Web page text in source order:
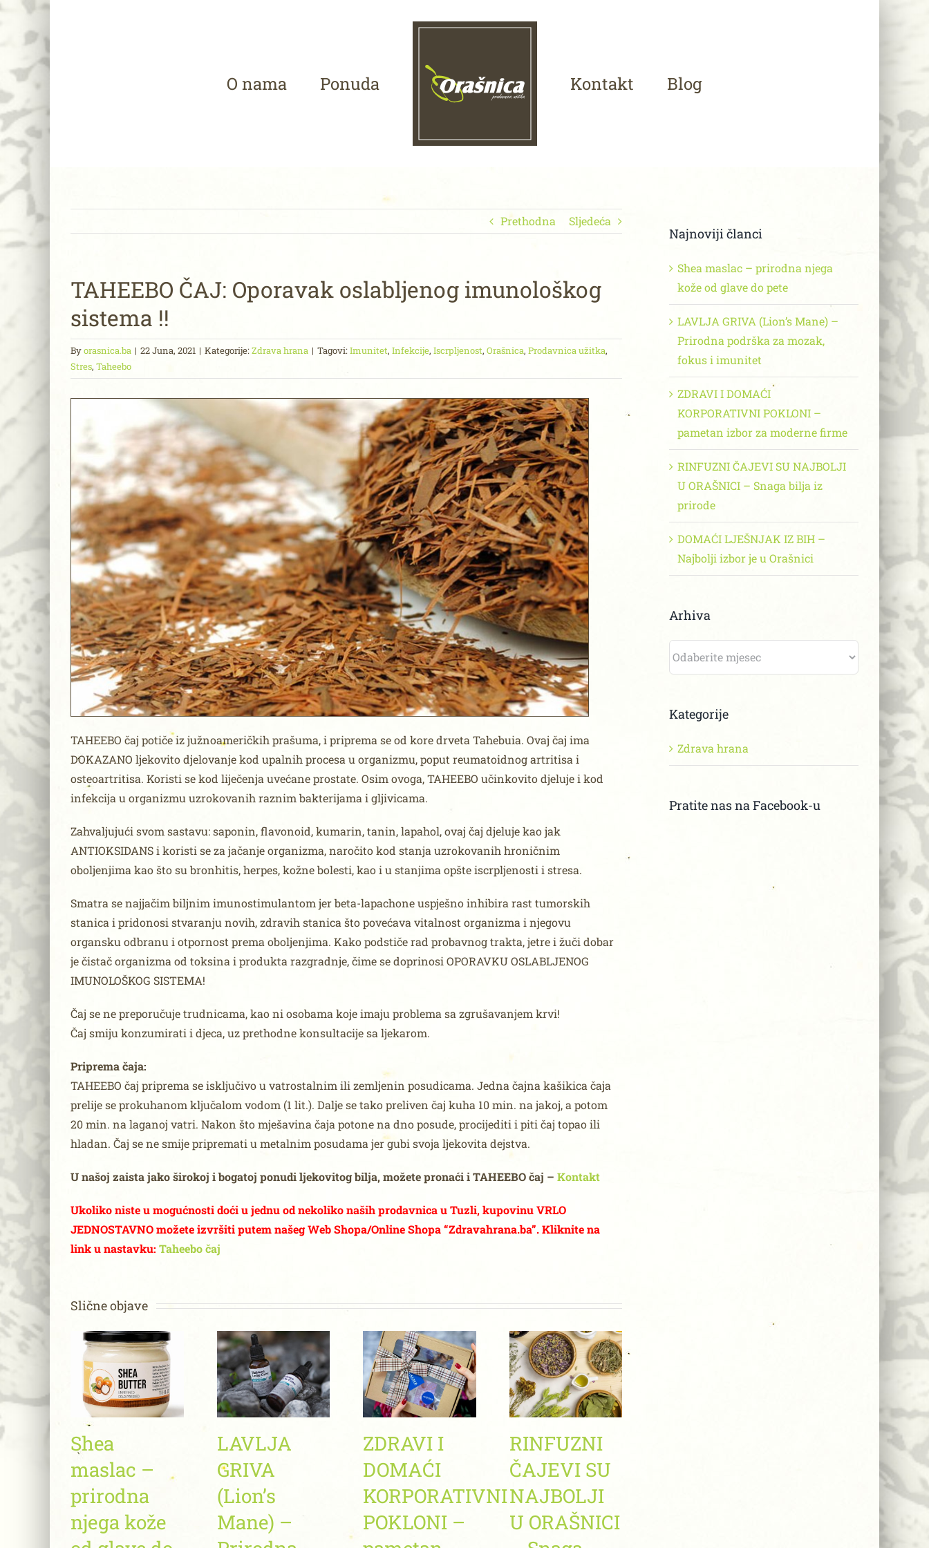
Skip
content
O nama Ponuda Kontakt Blog
Prethodna Sljedeća
TAHEEBO ČAJ: Oporavak oslabljenog imunološkog
sistema !!
Byorasnica.ba | 22 Juna, 2021 | Kategorije:Zdrava hrana | Tagovi:Imunitet, Infekcije, Iscrpljenost, Orašnica, Prodavnica užitka,
Stres, Taheebo
TAHEEBO čaj potiče iz južnoameričkih prašuma, i priprema se od kore drveta Tahebuia. Ovaj čaj ima
DOKAZANO ljekovito djelovanje kod upalnih procesa u organizmu, poput reumatoidnog artritisa i
osteoartritisa. Koristi se kod liječenja uvećane prostate. Osim ovoga, TAHEEBO učinkovito djeluje i kod
infekcija u organizmu uzrokovanih raznim bakterijama i gljivicama.
Zahvaljujući svom sastavu: saponin, flavonoid, kumarin, tanin, lapahol, ovaj čaj djeluje kao jak
ANTIOKSIDANS i koristi se za jačanje organizma, naročito kod stanja uzrokovanih hroničnim
oboljenjima kao što su bronhitis, herpes, kožne bolesti, kao i u stanjima opšte iscrpljenosti i stresa.
Smatra se najjačim biljnim imunostimulantom jer beta-lapachone uspješno inhibira rast tumorskih
stanica i pridonosi stvaranju novih, zdravih stanica što povećava vitalnost organizma i njegovu
organsku odbranu i otpornost prema oboljenjima. Kako podstiče rad probavnog trakta, jetre i žuči dobar
je čistač organizma od toksina i produkta razgradnje, čime se doprinosi OPORAVKU OSLABLJENOG
IMUNOLOŠKOG SISTEMA!
Čaj se ne preporučuje trudnicama, kao ni osobama koje imaju problema sa zgrušavanjem krvi!
Čaj smiju konzumirati i djeca, uz prethodne konsultacije sa ljekarom.
Priprema čaja:
TAHEEBO čaj priprema se isključivo u vatrostalnim ili zemljenin posudicama. Jedna čajna kašikica čaja
prelije se prokuhanom ključalom vodom (1 lit.). Dalje se tako preliven čaj kuha 10 min. na jakoj, a potom
20 min. na laganoj vatri. Nakon što mješavina čaja potone na dno posude, procijediti i piti čaj topao ili
hladan. Čaj se ne smije pripremati u metalnim posudama jer gubi svoja ljekovita dejstva.
U našoj zaista jako širokoj i bogatoj ponudi ljekovitog bilja, možete pronaći i TAHEEBO čaj – Kontakt
Ukoliko niste u mogućnosti doći u jednu od nekoliko naših prodavnica u Tuzli, kupovinu VRLO
JEDNOSTAVNO možete izvršiti putem našeg Web Shopa/Online Shopa “Zdravahrana.ba”. Kliknite na
link u nastavku: Taheebo čaj
Slične objave
Shea
maslac –
prirodna
njega kože
LAVLJA
GRIVA
(Lion’s
Mane) –
ZDRAVI I
DOMAĆI
KORPORATIVNI
POKLONI –
RINFUZNI
ČAJEVI SU
NAJBOLJI
U ORAŠNICI
Najnoviji članci
Shea maslac – prirodna njega
kože od glave do pete
LAVLJA GRIVA (Lion’s Mane) –
Prirodna podrška za mozak,
fokus i imunitet
ZDRAVI I DOMAĆI
KORPORATIVNI POKLONI –
pametan izbor za moderne firme
RINFUZNI ČAJEVI SU NAJBOLJI
U ORAŠNICI – Snaga bilja iz
prirode
DOMAĆI LJEŠNJAK IZ BIH –
Najbolji izbor je u Orašnici
Arhiva
Kategorije
Zdrava hrana
Pratite nas na Facebook-u